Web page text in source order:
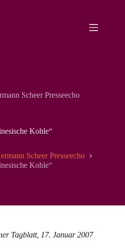
Scheer Presseecho
Kohle“
Scheer Presseecho
Kohle“
Tagblatt, 17. Januar 2007